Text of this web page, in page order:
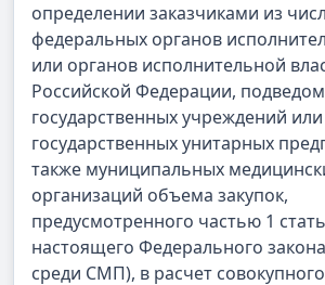
определении заказчиками из
федеральных органов
или органов исполнительной
Российской Федерации,
государственных учреждений или
государственных унитарных
также муниципальных
организаций объема закупок,
предусмотренного частью 1
настоящего Федерального
среди СМП), в расчет